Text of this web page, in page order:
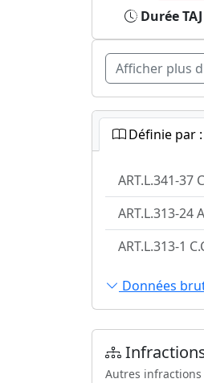
Durée
Afficher plus
Définie par :
ART.L.341-37
ART.L.313-24
ART.L.313-1
Données
Autres